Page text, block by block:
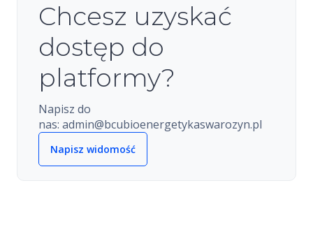
Chcesz uzyskać
dostęp do
platformy?
Napisz do
nas: admin@bcubioenergetykaswarozyn.pl
Napisz widomość